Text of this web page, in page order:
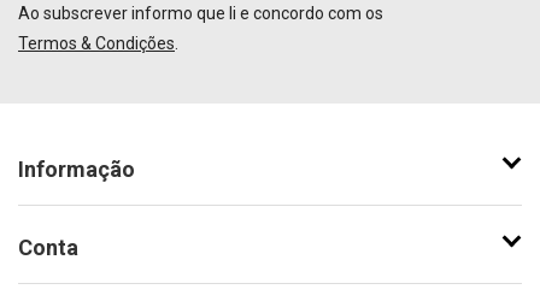
Ao subscrever informo que li e concordo com os
Termos & Condições
Informação
Conta